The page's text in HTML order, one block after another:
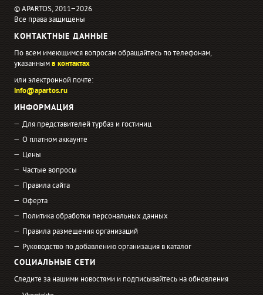
© APARTOS, 2011−2026
Все права защищены
КОНТАКТНЫЕ ДАННЫЕ
По всем имеющимся вопросам обращайтесь по телефонам,
указаннымв контактах
или электронной почте:
info@apartos.ru
ИНФОРМАЦИЯ
Для представителей турбаз и гостиниц
О платном аккаунте
Цены
Частые вопросы
Правила сайта
Оферта
Политика обработки персональных данных
Правила размещения организаций
Руководство по добавлению организация в каталог
СОЦИАЛЬНЫЕ СЕТИ
Следите за нашими новостями и подписывайтесь на обновления